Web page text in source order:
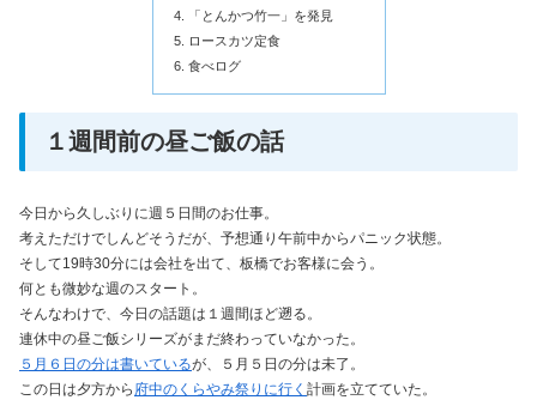
「とんかつ竹一」を発見
ロースカツ定食
食べログ
１週間前の昼ご飯の話
今日から久しぶりに週５日間のお仕事。
考えただけでしんどそうだが、予想通り午前中からパニック状態。
そして19時30分には会社を出て、板橋でお客様に会う。
何とも微妙な週のスタート。
そんなわけで、今日の話題は１週間ほど遡る。
連休中の昼ご飯シリーズがまだ終わっていなかった。
５月６日の分は書いているが、５月５日の分は未了。
この日は夕方から 府中のくらやみ祭りに行く 計画を立てていた。